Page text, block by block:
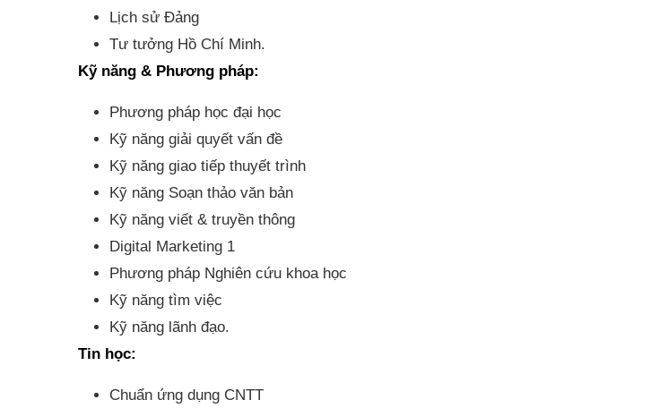
Lịch sử Đảng
Tư tưởng Hồ Chí Minh.
Kỹ năng & Phương pháp:
Phương pháp học đại học
Kỹ năng giải quyết vấn đề
Kỹ năng giao tiếp thuyết trình
Kỹ năng Soạn thảo văn bản
Kỹ năng viết & truyền thông
Digital Marketing 1
Phương pháp Nghiên cứu khoa học
Kỹ năng tìm việc
Kỹ năng lãnh đạo.
Tin học:
Chuẩn ứng dụng CNTT